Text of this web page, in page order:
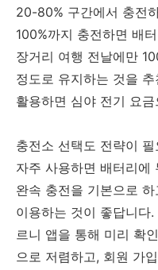
20-80% 구간에서 충전
100%까지 충전하면 배
장거리 여행 전날에만
정도로 유지하는 것을
활용하면 심야 전기 요
충전소 선택도 전략이
자주 사용하면 배터리에
완속 충전을 기본으로
이용하는 것이 좋답니다
르니 앱을 통해 미리 확
으로 저렴하고, 회원 가